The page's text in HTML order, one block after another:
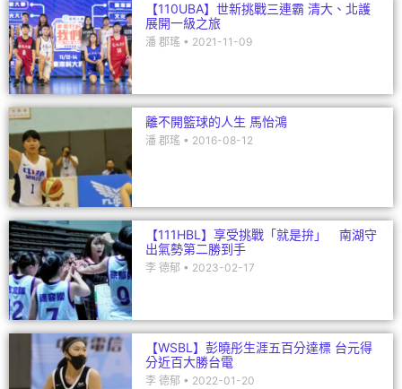
【110UBA】世新挑戰三連霸 清大、北護
展開一級之旅
潘 郡瑤 2021-11-09
離不開籃球的人生 馬怡鴻
潘 郡瑤 2016-08-12
【111HBL】享受挑戰「就是拚」 南湖守
出氣勢第二勝到手
李 德郁 2023-02-17
【WSBL】彭曉彤生涯五百分達標 台元得
分近百大勝台電
李 德郁 2022-01-20